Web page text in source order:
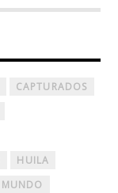
CAPTURADOS
HUILA
MUNDO